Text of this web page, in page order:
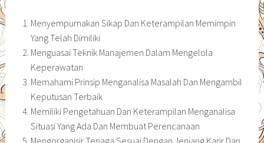
Menyempurnakan Sikap Dan Keterampilan Memimpin
Yang Telah Dimiliki
Menguasai Teknik Manajemen Dalam Mengelola
Keperawatan
Memahami Prinsip Menganalisa Masalah Dan Mengambil
Keputusan Terbaik
Memiliki Pengetahuan Dan Keterampilan Menganalisa
Situasi Yang Ada Dan Membuat Perencanaan
Mengorganisir Tenaga Sesuai Dengan Jenjang Karir Dan